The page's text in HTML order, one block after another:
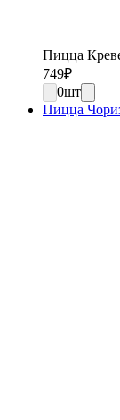
Пицца
749₽
0шт
Пицца